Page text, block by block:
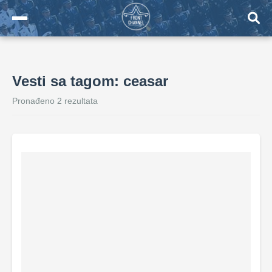
Vesti sa tagom: ceasar
Pronađeno 2 rezultata